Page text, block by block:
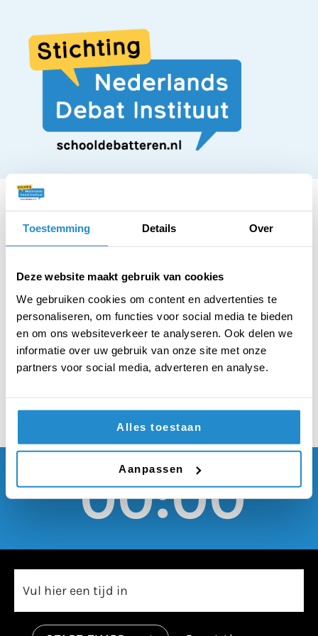
Toestemming Details Over
Deze website maakt gebruik van cookies
We gebruiken cookies om content en advertenties te
personaliseren, om functies voor social media te bieden
en om ons websiteverkeer te analyseren. Ook delen we
informatie over uw gebruik van onze site met onze
partners voor social media, adverteren en analyse.
Alles toestaan
Aanpassen
Snoepreclames
moeten verboden
worden
00:00